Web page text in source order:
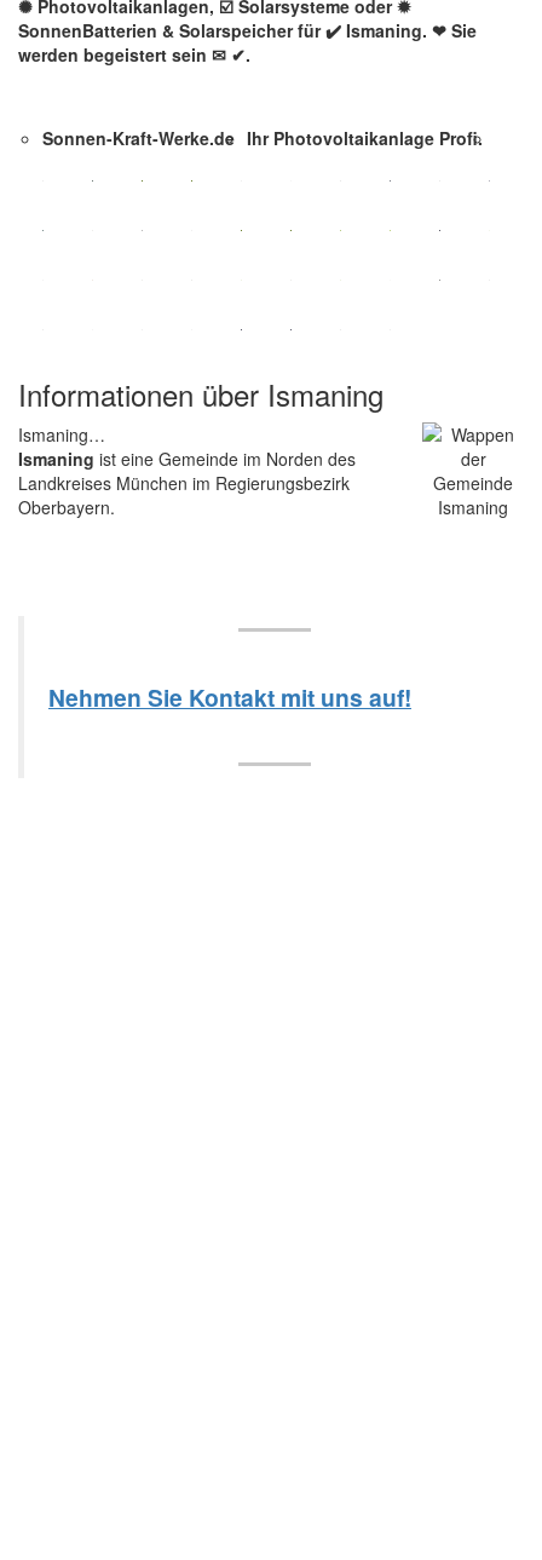
✺ Photovoltaikanlagen, ☑️ Solarsysteme oder ✹
SonnenBatterien & Solarspeicher für ✔️ Ismaning. ❤ Sie
werden begeistert sein ✉ ✔.
Sonnen-Kraft-Werke.de Ihr Photovoltaikanlage Profi.
Informationen über Ismaning
Ismaning…
Ismaning ist eine Gemeinde im Norden des
Landkreises München im Regierungsbezirk
Oberbayern.
Nehmen Sie Kontakt mit uns auf!